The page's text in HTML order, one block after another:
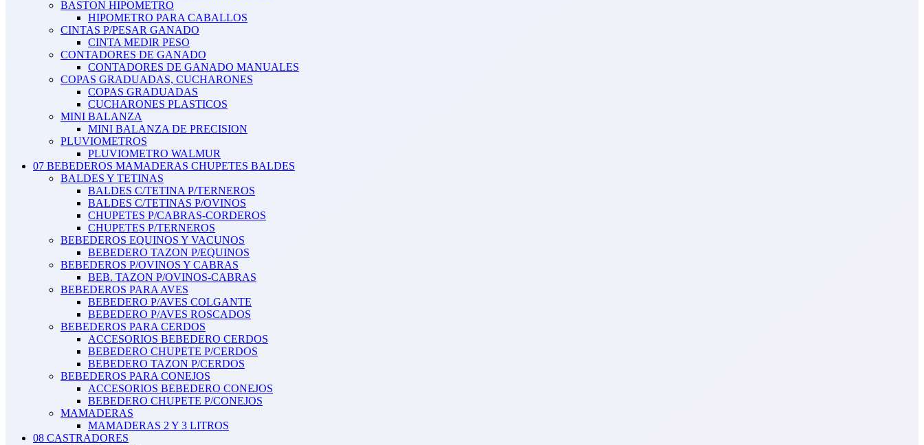
BASTON HIPOMETRO
HIPOMETRO PARA CABALLOS
CINTAS P/PESAR GANADO
CINTA MEDIR PESO
CONTADORES DE GANADO
CONTADORES DE GANADO MANUALES
COPAS GRADUADAS, CUCHARONES
COPAS GRADUADAS
CUCHARONES PLASTICOS
MINI BALANZA
MINI BALANZA DE PRECISION
PLUVIOMETROS
PLUVIOMETRO WALMUR
07 BEBEDEROS MAMADERAS CHUPETES BALDES
BALDES Y TETINAS
BALDES C/TETINA P/TERNEROS
BALDES C/TETINAS P/OVINOS
CHUPETES P/CABRAS-CORDEROS
CHUPETES P/TERNEROS
BEBEDEROS EQUINOS Y VACUNOS
BEBEDERO TAZON P/EQUINOS
BEBEDEROS P/OVINOS Y CABRAS
BEB. TAZON P/OVINOS-CABRAS
BEBEDEROS PARA AVES
BEBEDERO P/AVES COLGANTE
BEBEDERO P/AVES ROSCADOS
BEBEDEROS PARA CERDOS
ACCESORIOS BEBEDERO CERDOS
BEBEDERO CHUPETE P/CERDOS
BEBEDERO TAZON P/CERDOS
BEBEDEROS PARA CONEJOS
ACCESORIOS BEBEDERO CONEJOS
BEBEDERO CHUPETE P/CONEJOS
MAMADERAS
MAMADERAS 2 Y 3 LITROS
08 CASTRADORES